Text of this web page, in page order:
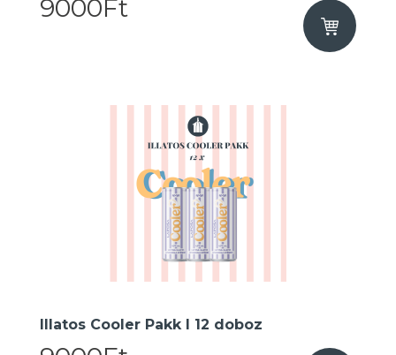
9000Ft
Illatos Cooler Pakk I 12 doboz